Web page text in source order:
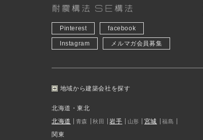
Pinterest facebook
Instagram メルマガ会員募集
地域から建築会社を探す
北海道・東北
北海道
青森 秋田 岩手 山形 宮城 福島
関東